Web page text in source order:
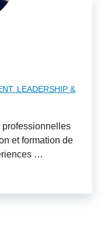
LEADERSHIP &
professionnelles
et formation de
…